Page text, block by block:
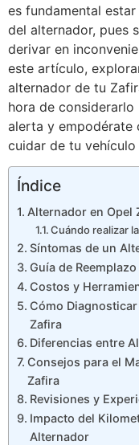
es fundamental
del alternador, pues
derivar en
este artículo,
alternador de tu
hora de
alerta y empodérate
cuidar de tu
Índice
Alternador en Opel
Cuándo realizar
Síntomas de un
Guía de
Costos y
Cómo
Zafira
Diferencias entre
Consejos para el
Zafira
Revisiones y
Impacto del
Alternador